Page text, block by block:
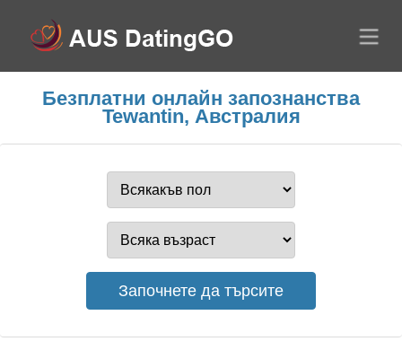
Безплатни онлайн запознанства
Tewantin, Австралия